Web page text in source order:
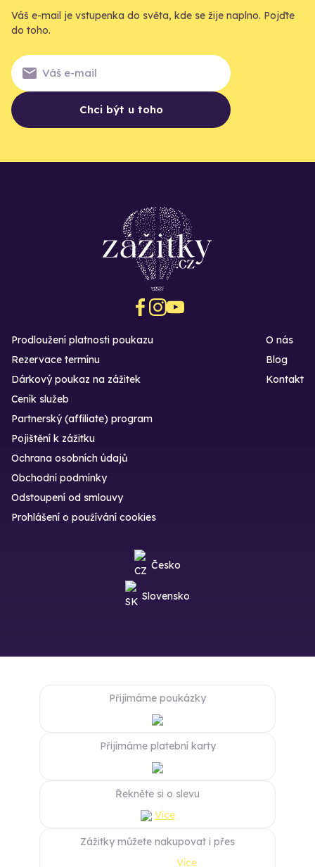
Váš e-mail je vstupenka do světa, kde se žije naplno. Pojďte
do toho.
Chci být u toho
Prodloužení platnosti poukazu
Rezervace termínu
Dárkový poukaz na zážitek
O nás
Blog
Kontakt
Ceník služeb
Partnerský (affiliate) program
Pojištění k zážitku
Ochrana osobních údajů
Obchodní podmínky
Odstoupení od smlouvy
Prohlášení o používání cookies
Česko
Slovensko
Přijímáme poukázky
Přijímáme platební karty
Řekněte si o slevu
Více
Zážitky můžete nakupovat i přes
Více